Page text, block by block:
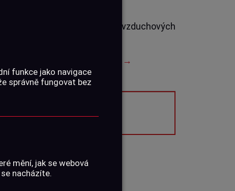
funkce jako navigace
správně fungovat bez
mění, jak se webová
nacházíte.
dlouhé zbraně od výrobce vzduchových
Celý text →
ukončen.